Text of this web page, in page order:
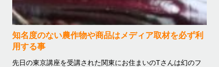
知名度のない農作物や商品はメディア取材を必ず利
用する事
先日の東京講座を受講された関東にお住まいのTさんは幻のフ